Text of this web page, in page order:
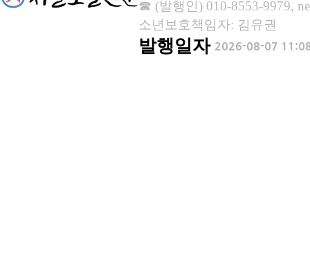
☎ (발행인) 010-8553-9979,
소년보호책임자: 김유권
발행일자